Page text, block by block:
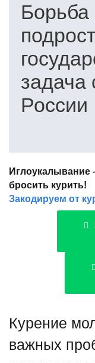
Борьба
задача
России
бросить курить!
Закодируем от
Курение
важных